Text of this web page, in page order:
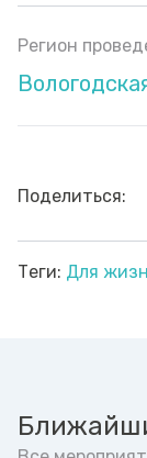
Регион
Поделиться:
Теги: Для